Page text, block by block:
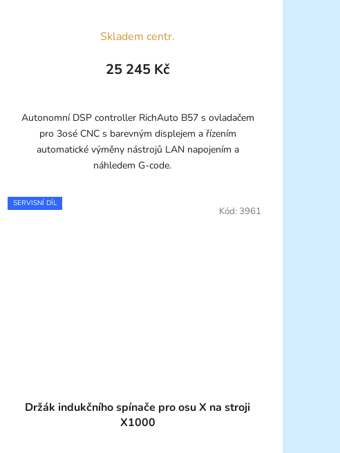
Skladem centr.
25 245 Kč
Autonomní DSP controller RichAuto B57 s ovladačem
pro 3osé CNC s barevným displejem a řízením
automatické výměny nástrojů LAN napojením a
náhledem G-code.
SERVISNÍ DÍL
Držák indukčního spínače pro osu X na stroji
X1000
Kód: 3961